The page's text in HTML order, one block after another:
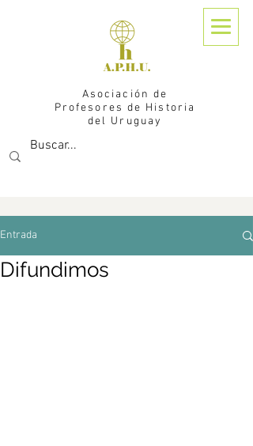
Asociación de
Profesores de Historia
del Uruguay
Entrada
Difundimos